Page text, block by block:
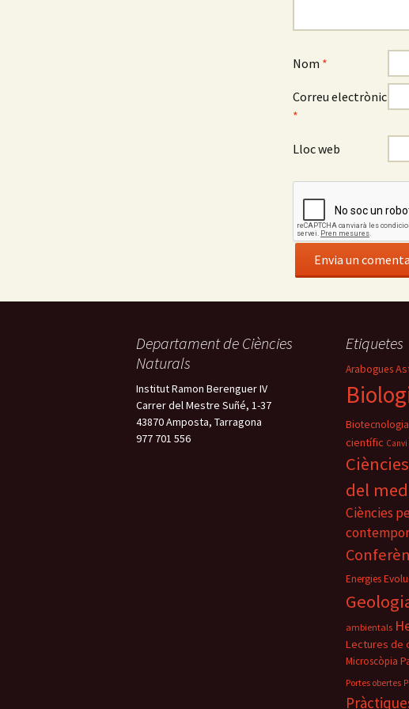
Nom *
Correu electrònic
*
Lloc web
Departament de Ciències
Naturals
Institut Ramon Berenguer IV
Carrer del Mestre Suñé, 1-37
43870 Amposta, Tarragona
977 701 556
Etiquetes
Arabogues
Biotecnologia
científic
del
Ciències
Energies
ambientals
Lectures de
Microscòpia
Portes obertes